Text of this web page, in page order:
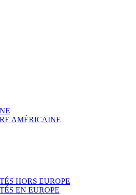
AMÉRICAINE
HORS EUROPE
EN EUROPE